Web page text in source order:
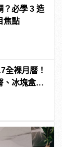
？必學 3 造
焦點
全裸月曆！
、冰塊盒腹